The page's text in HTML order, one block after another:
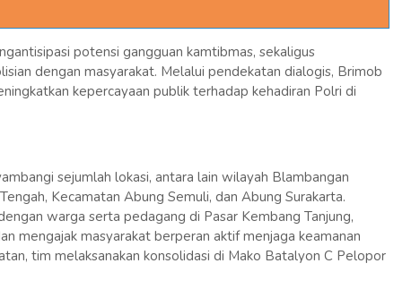
potensi gangguan kamtibmas, sekaligus
dengan masyarakat. Melalui pendekatan dialogis, Brimob
kepercayaan publik terhadap kehadiran Polri di
sejumlah lokasi, antara lain wilayah Blambangan
Kecamatan Abung Semuli, dan Abung Surakarta.
warga serta pedagang di Pasar Kembang Tanjung,
mengajak masyarakat berperan aktif menjaga keamanan
tim melaksanakan konsolidasi di Mako Batalyon C Pelopor